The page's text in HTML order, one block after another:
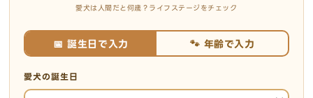
愛犬は人間だと何歳？ライフステージをチェック
📅 誕生日で入力 🐾 年齢で入力
愛犬の誕生日